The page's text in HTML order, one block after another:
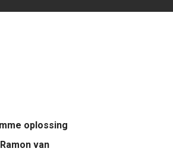
oplossing
van